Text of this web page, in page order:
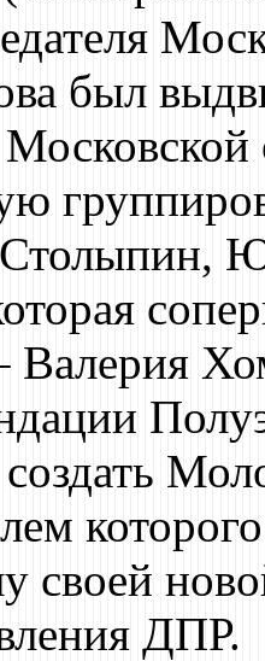
был
Валерия
создать
своей
ДПР.